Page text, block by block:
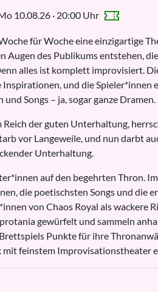
10.08.26 · 20:00 Uhr
für Woche eine einzigartige
Augen des Publikums entstehen,
alles ist komplett improvisiert.
Inspirationen, und die Spieler*innen
und Songs – ja, sogar ganze Dramen.
Reich der guten Unterhaltung,
vor Langeweile, und nun darbt
Unterhaltung.
auf den begehrten Thron.
die poetischsten Songs und die
von Chaos Royal als wackere
gewürfelt und sammeln
Punkte für ihre
mit feinstem Improvisationstheater